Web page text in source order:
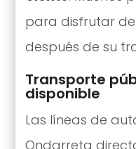
para disfrutar
después de su
Transporte
disponible
Las líneas de
Ondarreta